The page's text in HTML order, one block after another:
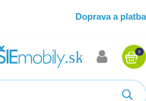
Doprava a platba
0